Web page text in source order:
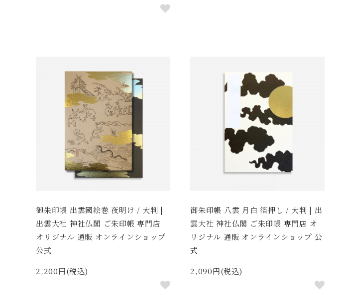
御朱印帳 出雲國絵巻 夜明け / 大判 |
出雲大社 神社仏閣 ご朱印帳 専門店
オリジナル 通販 オンラインショップ
公式
2,200円(税込)
御朱印帳 八雲 月白 箔押し / 大判 | 出
雲大社 神社仏閣 ご朱印帳 専門店 オ
リジナル 通販 オンラインショップ 公
式
2,090円(税込)